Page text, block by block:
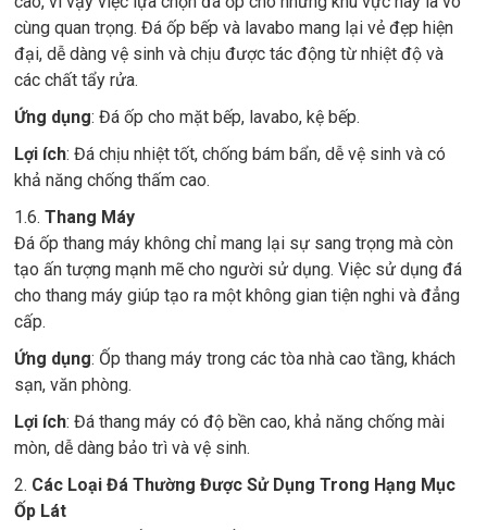
cùng quan trọng. Đá ốp bếp và lavabo mang lại vẻ đẹp hiện
đại, dễ dàng vệ sinh và chịu được tác động từ nhiệt độ và
các chất tẩy rửa.
Ứng dụng: Đá ốp cho mặt bếp, lavabo, kệ bếp.
Lợi ích: Đá chịu nhiệt tốt, chống bám bẩn, dễ vệ sinh và có
khả năng chống thấm cao.
1.6. Thang Máy
Đá ốp thang máy không chỉ mang lại sự sang trọng mà còn
tạo ấn tượng mạnh mẽ cho người sử dụng. Việc sử dụng đá
cho thang máy giúp tạo ra một không gian tiện nghi và đẳng
cấp.
Ứng dụng: Ốp thang máy trong các tòa nhà cao tầng, khách
sạn, văn phòng.
Lợi ích: Đá thang máy có độ bền cao, khả năng chống mài
mòn, dễ dàng bảo trì và vệ sinh.
2. Các Loại Đá Thường Được Sử Dụng Trong Hạng Mục
Ốp Lát